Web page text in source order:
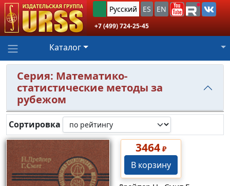
Русский ES EN
+7 (499) 724-25-45
Каталог
Серия: Математико-
статистические методы за
рубежом
Сортировка
3464₽
В корзину